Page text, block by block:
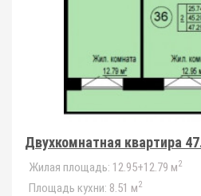
Двухкомнатная квартира
Жилая площадь: 12.95+12.79 м2
Площадь кухни: 8.51 м2